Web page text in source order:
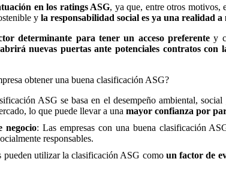
en los ratings ASG, ya que, entre otros motivos,
y la responsabilidad social es ya una realidad
determinante para tener un acceso preferente y
nuevas puertas ante potenciales contratos con
obtener una buena clasificación ASG?
ASG se basa en el desempeño ambiental,
lo que puede llevar a una mayor confianza por
negocio: Las empresas con una buena clasificación
responsables.
pueden utilizar la clasificación ASG como un factor de